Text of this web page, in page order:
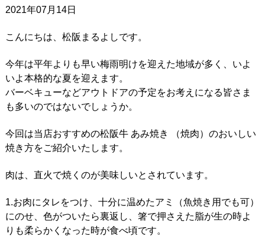
2021年07月14日
こんにちは、松阪まるよしです。
今年は平年よりも早い梅雨明けを迎えた地域が多く、いよ
いよ本格的な夏を迎えます。
バーベキューなどアウトドアの予定をお考えになる皆さま
も多いのではないでしょうか。
今回は当店おすすめの松阪牛 あみ焼き （焼肉）のおいしい
焼き方をご紹介いたします。
肉は、直火で焼くのが美味しいとされています。
1.お肉にタレをつけ、十分に温めたアミ（魚焼き用でも可）
にのせ、色がついたら裏返し、箸で押さえた脂が生の時よ
りも柔らかくなった時が食べ頃です。